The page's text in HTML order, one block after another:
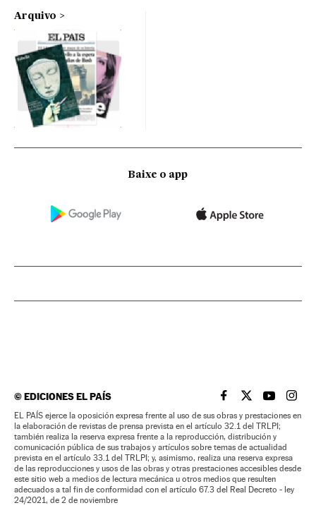
Arquivo
Baixe o app
©EDICIONES EL PAÍS EL PAÍS BRASIL EN
EL PAÍSEL PAÍS
EL
EL PAÍS ejerce la oposición expresa frente al uso de sus obras y prestaciones en
la elaboración de revistas de prensa prevista en el artículo 32.1 del TRLPI;
también realiza la reserva expresa frente a la reproducción, distribución y
comunicación pública de sus trabajos y artículos sobre temas de actualidad
prevista en el artículo 33.1 del TRLPI; y, asimismo, realiza una reserva expresa
de las reproducciones y usos de las obras y otras prestaciones accesibles desde
este sitio web a medios de lectura mecánica u otros medios que resulten
adecuados a tal fin de conformidad con el artículo 67.3 del Real Decreto - ley
24/2021, de 2 de noviembre